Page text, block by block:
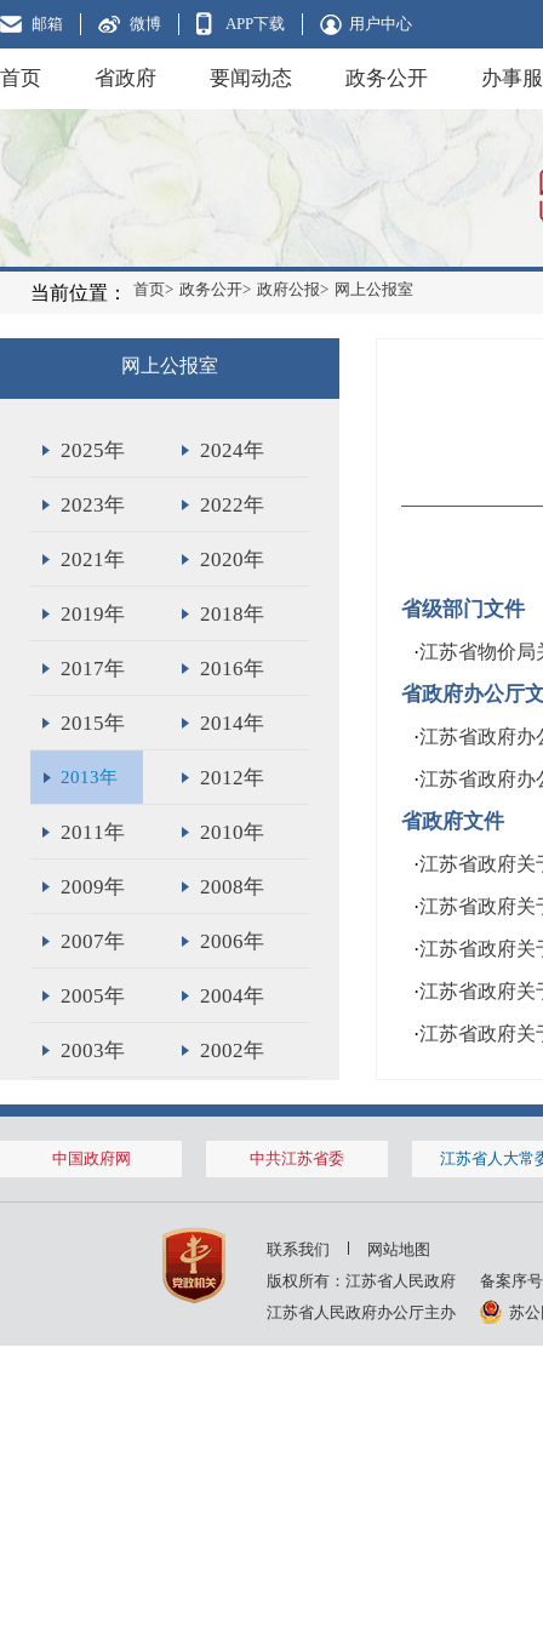
邮箱 微博 APP下载 用户中心
首页 省政府 要闻动态 政务公开 办事
当前位置： 首页> 政务公开> 政府公报> 网上公报室
网上公报室
2025年 2024年
2023年 2022年
2021年 2020年
2019年 2018年
2017年 2016年
2015年 2014年
2013年 2012年
2011年 2010年
2009年 2008年
2007年 2006年
2005年 2004年
2003年 2002年
2001年 2000年
1999年
省级部门文件
·江苏省物价局
省政府办公厅
·江苏省政府办
·江苏省政府办
省政府文件
·江苏省政府关
·江苏省政府关
·江苏省政府关
·江苏省政府关
·江苏省政府关
中国政府网 中共江苏省委 江苏省人大常
联系我们
网站地图
版权所有：江苏省人民政府
备案序
江苏省人民政府办公厅主办
苏